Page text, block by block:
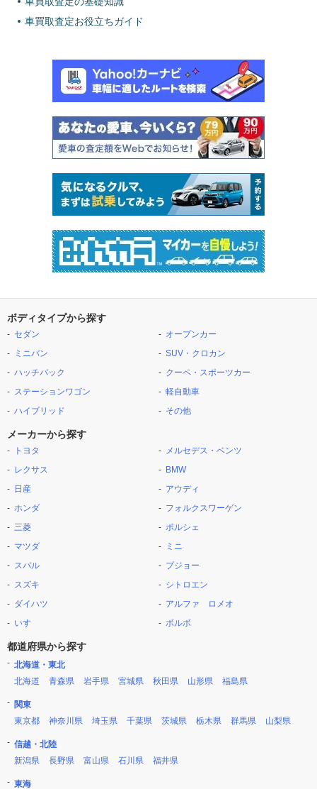
車買取査定お役立ちガイド
ボディタイプから探す
セダン
ミニバン
ハッチバック
ステーションワゴン
ハイブリッド
オープンカー
SUV・クロカン
クーペ・スポーツカー
軽自動車
その他
メーカーから探す
トヨタ
レクサス
日産
ホンダ
三菱
マツダ
スバル
スズキ
ダイハツ
いすゞ
メルセデス・ベンツ
BMW
アウディ
フォルクスワーゲン
ポルシェ
ミニ
プジョー
シトロエン
アルファ ロメオ
ボルボ
都道府県から探す
北海道・東北
北海道
青森県 岩手県 宮城県 秋田県 山形県 福島県
関東
東京都
神奈川県 埼玉県 千葉県 茨城県 栃木県 群馬県 山梨県
信越・北陸
新潟県
長野県 富山県 石川県 福井県
東海